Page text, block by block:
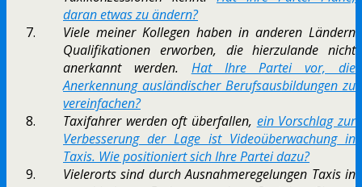
daran etwas zu ändern?
Viele meiner Kollegen haben in anderen Ländern
Qualifikationen erworben, die hierzulande nicht
anerkannt werden. Hat Ihre Partei vor, die
Anerkennung ausländischer Berufsausbildungen zu
vereinfachen?
Taxifahrer werden oft überfallen, ein Vorschlag zur
Verbesserung der Lage ist Videoüberwachung in
Taxis. Wie positioniert sich Ihre Partei dazu?
Vielerorts sind durch Ausnahmeregelungen Taxis in